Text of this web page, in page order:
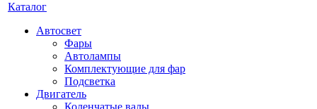
Каталог
Автосвет
Фары
Автолампы
Комплектующие для фар
Подсветка
Двигатель
Коленчатые валы